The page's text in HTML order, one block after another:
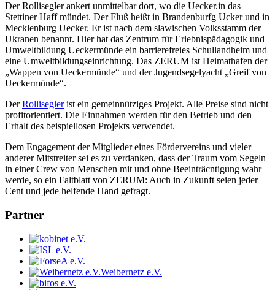
Der Rollisegler ankert unmittelbar dort, wo die Uecker.in das
Stettiner Haff mündet. Der Fluß heißt in Brandenburfg Ucker und in
Mecklenburg Uecker. Er ist nach dem slawischen Volksstamm der
Ukranen benannt. Hier hat das Zentrum für Erlebnispädagogik und
Umweltbildung Ueckermünde ein barrierefreies Schullandheim und
eine Umweltbildungseinrichtung. Das ZERUM ist Heimathafen der
„Wappen von Ueckermünde“ und der Jugendsegelyacht „Greif von
Ueckermünde“.
DerRolliseglerist ein gemeinnütziges Projekt. Alle Preise sind nicht
profitorientiert. Die Einnahmen werden für den Betrieb und den
Erhalt des beispiellosen Projekts verwendet.
Dem Engagement der Mitglieder eines Fördervereins und vieler
anderer Mitstreiter sei es zu verdanken, dass der Traum vom Segeln
in einer Crew von Menschen mit und ohne Beeinträcntigung wahr
werde, so ein Faltblatt von ZERUM: Auch in Zukunft seien jeder
Cent und jede helfende Hand gefragt.
Partner
Weibernetz e.V.